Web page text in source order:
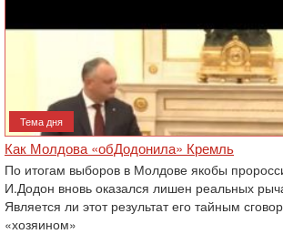
Тема дня
Как Молдова «обДодонила» Кремль
По итогам выборов в Молдове якобы
И.Додон вновь оказался лишен реальных
Является ли этот результат его тайным
«хозяином»